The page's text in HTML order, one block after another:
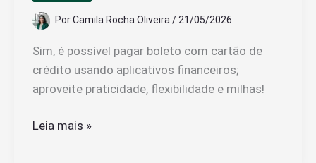
PorCamila Rocha Oliveira/21/05/2026
Sim, é possível pagar boleto com cartão de
crédito usando aplicativos financeiros;
aproveite praticidade, flexibilidade e milhas!
É
Leia mais »